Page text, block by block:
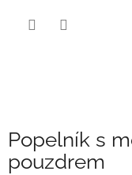
Popelník s
pouzdrem